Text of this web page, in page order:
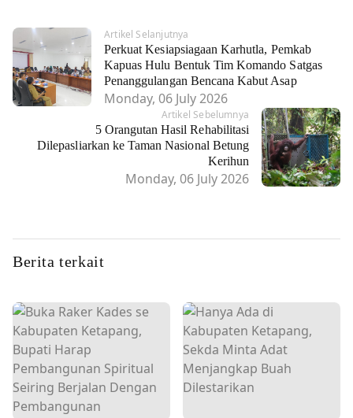
Artikel Selanjutnya
Perkuat Kesiapsiagaan Karhutla, Pemkab
Kapuas Hulu Bentuk Tim Komando Satgas
Penanggulangan Bencana Kabut Asap
Monday, 06 July 2026
Artikel Sebelumnya
5 Orangutan Hasil Rehabilitasi
Dilepasliarkan ke Taman Nasional Betung
Kerihun
Monday, 06 July 2026
Berita terkait